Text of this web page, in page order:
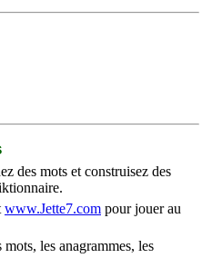
des mots et construisez des
www.Jette7.com pour jouer au
les anagrammes, les